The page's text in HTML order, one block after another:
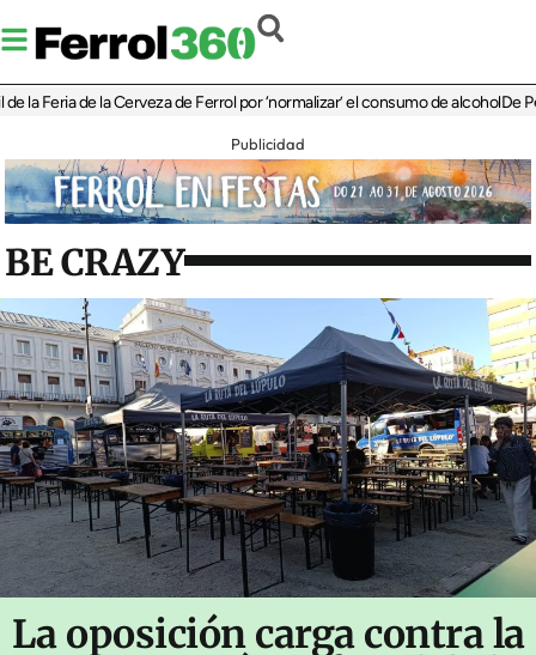
de la Cerveza de Ferrol por ‘normalizar’ el consumo de alcoholDe Perlío a
Publicidad
BE CRAZY
La oposición carga contra la